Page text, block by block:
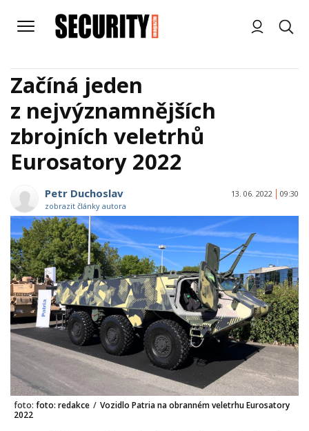
Začíná jeden
z nejvýznamnějších
zbrojních veletrhů
Eurosatory 2022
Petr Duchoslav
zobrazit články autora
13. 06. 2022 09:30
foto: foto: redakce / Vozidlo Patria na obranném veletrhu Eurosatory
2022